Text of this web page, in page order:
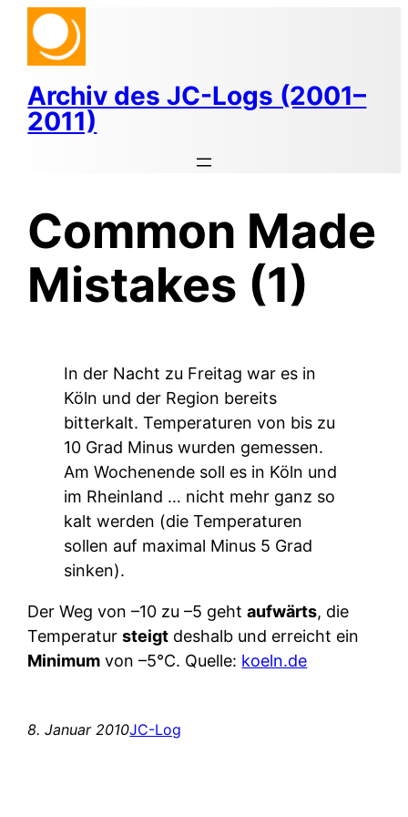
Zum
Inhalt
springen
Archiv des JC-Logs (2001–
2011)
Common Made
Mistakes (1)
In der Nacht zu Freitag war es in
Köln und der Region bereits
bitterkalt. Temperaturen von bis zu
10 Grad Minus wurden gemessen.
Am Wochenende soll es in Köln und
im Rheinland … nicht mehr ganz so
kalt werden (die Temperaturen
sollen auf maximal Minus 5 Grad
sinken).
Der Weg von –10 zu –5 gehtaufwärts, die
Temperatursteigt deshalb und erreicht ein
Minimum von –5°C. Quelle: koeln.de
8. Januar 2010JC-Log